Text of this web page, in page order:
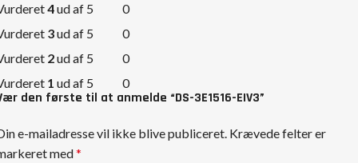
4ud af 5
0
3ud af 5
0
2ud af 5
0
1 ud af 5 0
den første til at anmelde “DS-3E1516-EIV3”
e-mailadresse vil ikke blive publiceret. Krævede felter er
med*